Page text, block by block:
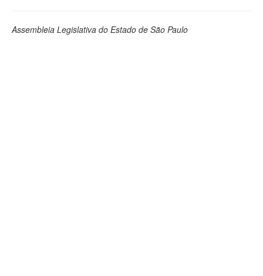
Assembleia Legislativa do Estado de São Paulo